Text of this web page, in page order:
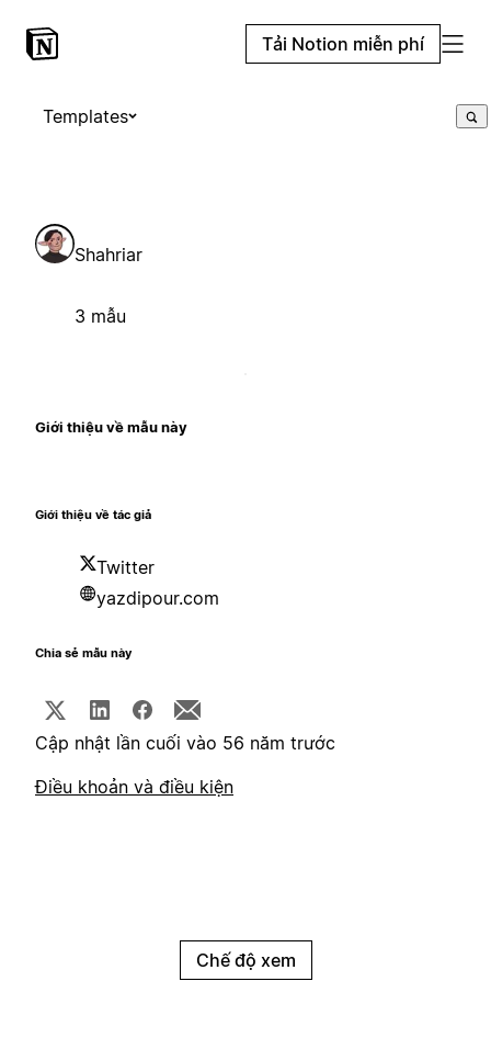
Tải Notion miễn phí
Templates
Shahriar
3 mẫu
Giới thiệu về mẫu này
Giới thiệu về tác giả
Twitter
yazdipour.com
Chia sẻ mẫu này
Cập nhật lần cuối vào 56 năm trước
Điều khoản và điều kiện
Chế độ xem